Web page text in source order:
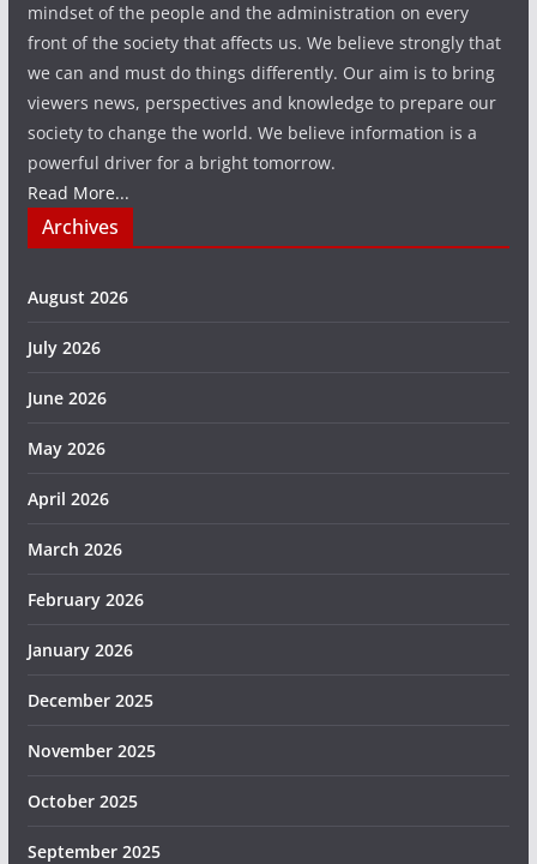
mindset of the people and the administration on every
front of the society that affects us. We believe strongly that
we can and must do things differently. Our aim is to bring
viewers news, perspectives and knowledge to prepare our
society to change the world. We believe information is a
powerful driver for a bright tomorrow.
Read More...
Archives
August 2026
July 2026
June 2026
May 2026
April 2026
March 2026
February 2026
January 2026
December 2025
November 2025
October 2025
September 2025